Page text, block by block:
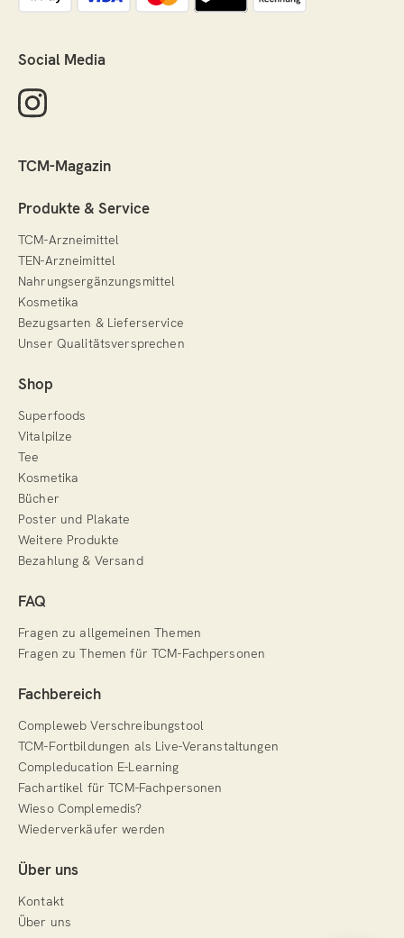
Social Media
TCM-Magazin
Produkte & Service
TCM-Arzneimittel
TEN-Arzneimittel
Nahrungsergänzungsmittel
Kosmetika
Bezugsarten & Lieferservice
Unser Qualitätsversprechen
Shop
Superfoods
Vitalpilze
Tee
Kosmetika
Bücher
Poster und Plakate
Weitere Produkte
Bezahlung & Versand
FAQ
Fragen zu allgemeinen Themen
Fragen zu Themen für TCM-Fachpersonen
Fachbereich
Compleweb Verschreibungstool
TCM-Fortbildungen als Live-Veranstaltungen
Compleducation E-Learning
Fachartikel für TCM-Fachpersonen
Wieso Complemedis?
Wiederverkäufer werden
Über uns
Kontakt
Über uns